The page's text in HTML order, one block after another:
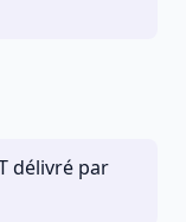
délivré par